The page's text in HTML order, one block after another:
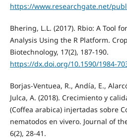
https://www.researchgate.net/
Bhering, L.L. (2017). Rbio: A Tool
Analysis Using the R Platform.
Biotechnology, 17(2), 187-190.
https://dx.doi.org/10.1590/1984-
Borjas-Ventuea, R., Andía, E.,
Julca, A. (2018). Crecimiento y
(Coffea arabica) injertadas sobre
nematodos en vivero. Journal of
6(2), 28-41.